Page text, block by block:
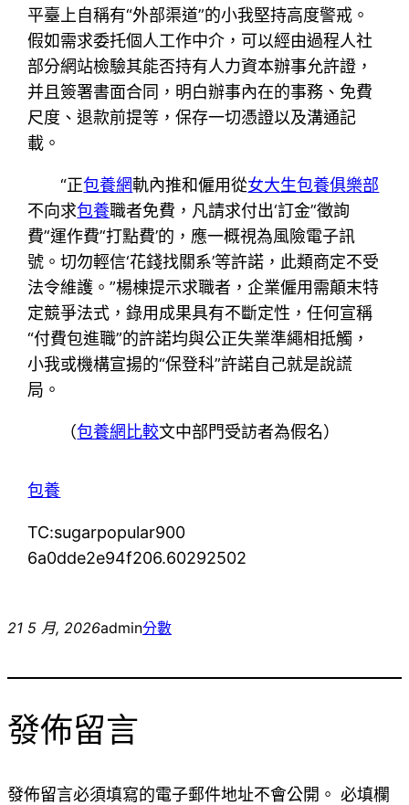
平臺上自稱有“外部渠道”的小我堅持高度警戒。
假如需求委托個人工作中介，可以經由過程人社
部分網站檢驗其能否持有人力資本辦事允許證，
并且簽署書面合同，明白辦事內在的事務、免費
尺度、退款前提等，保存一切憑證以及溝通記
載。
“正包養網軌內推和僱用從女大生包養俱樂部
不向求包養職者免費，凡請求付出‘訂金’‘徵詢
費’‘運作費’‘打點費’的，應一概視為風險電子訊
號。切勿輕信‘花錢找關系’等許諾，此類商定不受
法令維護。”楊棟提示求職者，企業僱用需顛末特
定競爭法式，錄用成果具有不斷定性，任何宣稱
“付費包進職”的許諾均與公正失業準繩相抵觸，
小我或機構宣揚的“保登科”許諾自己就是說謊
局。
（包養網比較文中部門受訪者為假名）
包養
TC:sugarpopular900
6a0dde2e94f206.60292502
21 5 月, 2026admin分數
發佈留言
發佈留言必須填寫的電子郵件地址不會公開。 必填欄